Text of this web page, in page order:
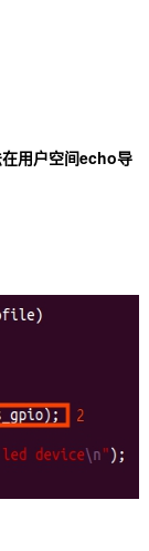
用户空间echo导